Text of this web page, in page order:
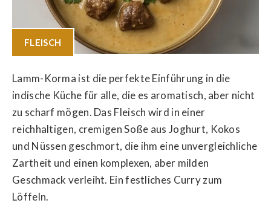
FLEISCH
Lamm-Korma ist die perfekte Einführung in die
indische Küche für alle, die es aromatisch, aber nicht
zu scharf mögen. Das Fleisch wird in einer
reichhaltigen, cremigen Soße aus Joghurt, Kokos
und Nüssen geschmort, die ihm eine unvergleichliche
Zartheit und einen komplexen, aber milden
Geschmack verleiht. Ein festliches Curry zum
Löffeln.